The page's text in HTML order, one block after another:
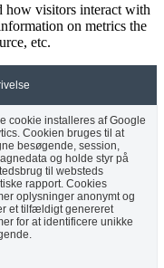
how visitors interact with
on metrics the
etc.
cookie installeres af Google
Cookien bruges til at
besøgende, session,
og holde styr på
til websteds
rapport. Cookies
oplysninger anonymt og
et tilfældigt genereret
for at identificere unikke